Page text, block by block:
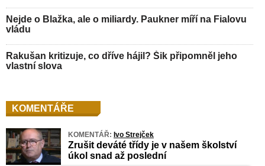
Nejde o Blažka, ale o miliardy. Paukner míří na Fialovu
vládu
Rakušan kritizuje, co dříve hájil? Šik připomněl jeho
vlastní slova
KOMENTÁŘE
KOMENTÁŘ: Ivo Strejček
Zrušit deváté třídy je v našem školství
úkol snad až poslední